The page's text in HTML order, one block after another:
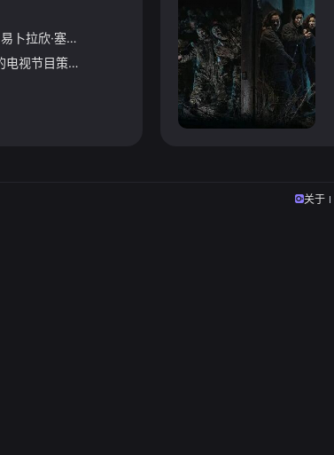
易卜拉欣·塞利姆 内斯里汉·阿尔斯兰 / 布斯·布塞·卡赫拉曼
阿里，一位以健康生活建议闻名的电视节目策划人，在被诊断患有脑瘤后遇到护士居内什，生活面临意想不到的变化。
关于